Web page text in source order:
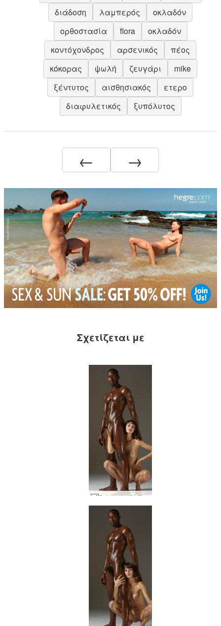
διάδοση
λαμπερός
οκλαδόν
ορθοστασία
flora
οκλαδόν
κοντόχονδρος
αρσενικός
πέος
κόκορας
ψωλή ζευγάρι
mike
ξέντυτος
αισθησιακός
ετερο
διαφυλετικός
ξυπόλυτος
← →
Σχετίζεται με
Στέρεη λαβή Flora και Mike #14